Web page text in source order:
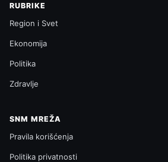
RUBRIKE
Region i Svet
Ekonomija
Politika
Zdravlje
SNM MREŽA
Pravila korišćenja
Politika privatnosti